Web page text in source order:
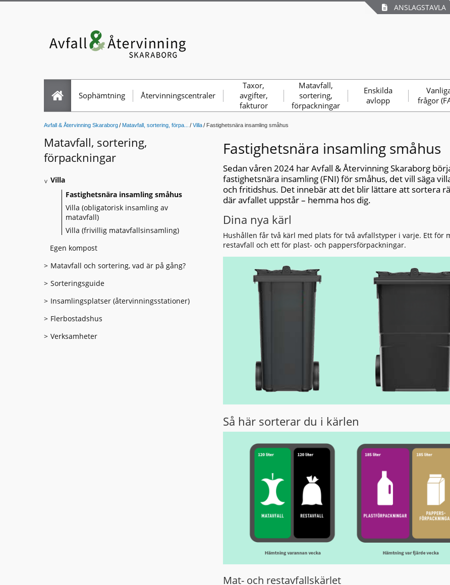
ANSLAGSTAVLA
Sophämtning Återvinningscentraler
Taxor,
avgifter,
fakturor
Matavfall,
sortering,
förpackningar
Enskilda
avlopp
frågor
Avfall & Återvinning Skaraborg Matavfall, sortering, förpa... Villa Fastighetsnära insamling småhus
Matavfall, sortering,
förpackningar
Villa
Fastighetsnära insamling småhus
Villa (obligatorisk insamling av
matavfall)
Villa (frivillig matavfallsinsamling)
Egen kompost
Matavfall och sortering, vad är på gång?
Sorteringsguide
Insamlingsplatser (återvinningsstationer)
Flerbostadshus
Verksamheter
Fastighetsnära insamling småhus
Sedan våren 2024 har Avfall & Återvinning Skaraborg
fastighetsnära insamling (FNI) för småhus, det vill säga
och fritidshus. Det innebär att det blir lättare att sortera
där avfallet uppstår – hemma hos dig.
Dina nya kärl
Hushållen får två kärl med plats för två avfallstyper i varje. Ett för
restavfall och ett för plast- och pappersförpackningar.
Så här sorterar du i kärlen
Mat- och restavfallskärlet